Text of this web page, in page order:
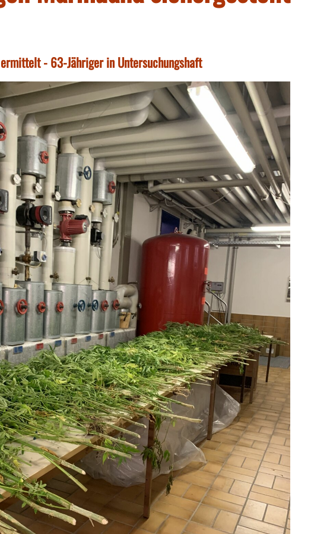
- 63-Jähriger in Untersuchungshaft